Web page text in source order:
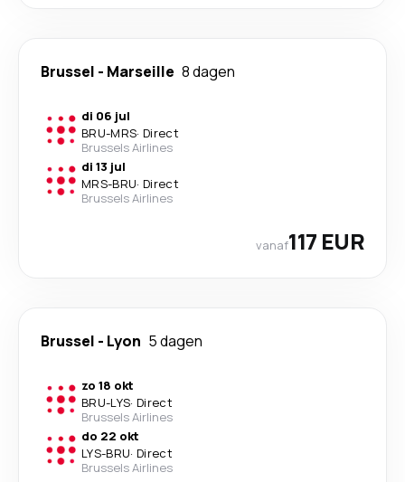
Brussel - Marseille 8 dagen
di 06 jul
BRU-MRS· Direct
Brussels Airlines
di 13 jul
MRS-BRU· Direct
Brussels Airlines
vanaf117 EUR
Brussel - Lyon 5 dagen
zo 18 okt
BRU-LYS· Direct
Brussels Airlines
do 22 okt
LYS-BRU· Direct
Brussels Airlines